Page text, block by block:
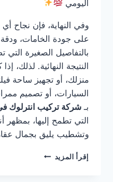
اليومي
وفي النهاية، فإن نجاح
على جودة الخامات، ودقة
بالتفاصيل الصغيرة التي
النتيجة النهائية.
منزلك، أو تجهيز ساحة
السيارات، أو تصميم
بـ شركة تركيب انترلوك
التي تطمح إليها، بمظهر
وتشطيب يليق بجمال
إقرأ المزيد شركة